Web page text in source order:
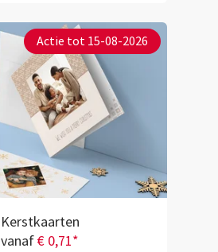
Actie tot 15-08-2026
Kerstkaarten
vanaf€ 0,71*